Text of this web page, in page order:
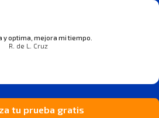
y optima, mejora mi tiempo.
R. de L. Cruz
tu prueba gratis